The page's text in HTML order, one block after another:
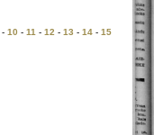
- 10 - 11 - 12 - 13 - 14 - 15